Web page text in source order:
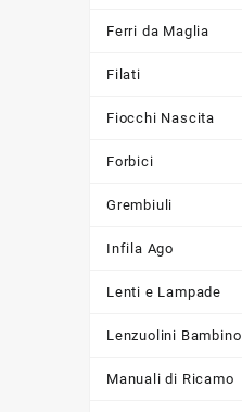
Ferri da Maglia
Filati
Fiocchi Nascita
Forbici
Grembiuli
Infila Ago
Lenti e Lampade
Lenzuolini Bambino
Manuali di Ricamo